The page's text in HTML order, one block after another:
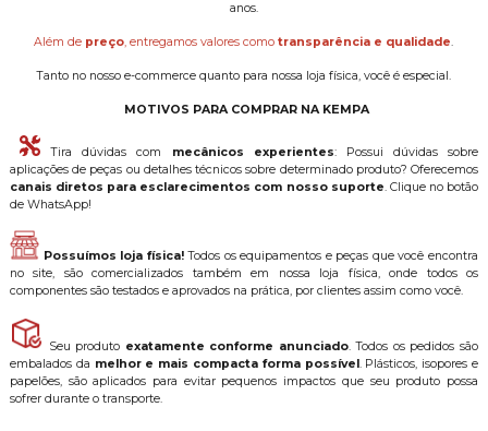
anos.
Além de preço, entregamos valores comotransparência e qualidade.
Tanto no nosso e-commerce quanto para nossa loja física, você é especial.
MOTIVOS PARA COMPRAR NA KEMPA
Tira dúvidas com mecânicos experientes: Possui dúvidas sobre
aplicações de peças ou detalhes técnicos sobre determinado produto? Oferecemos
canais diretos para esclarecimentos com nosso suporte. Clique no botão
de WhatsApp!
Possuímos loja física!Todos os equipamentos e peças que você encontra
no site, são comercializados também em nossa loja física, onde todos os
componentes são testados e aprovados na prática, por clientes assim como você.
Seu produto exatamente conforme anunciado. Todos os pedidos são
embalados da melhor e mais compacta forma possível . Plásticos, isopores e
papelões, são aplicados para evitar pequenos impactos que seu produto possa
sofrer durante o transporte.